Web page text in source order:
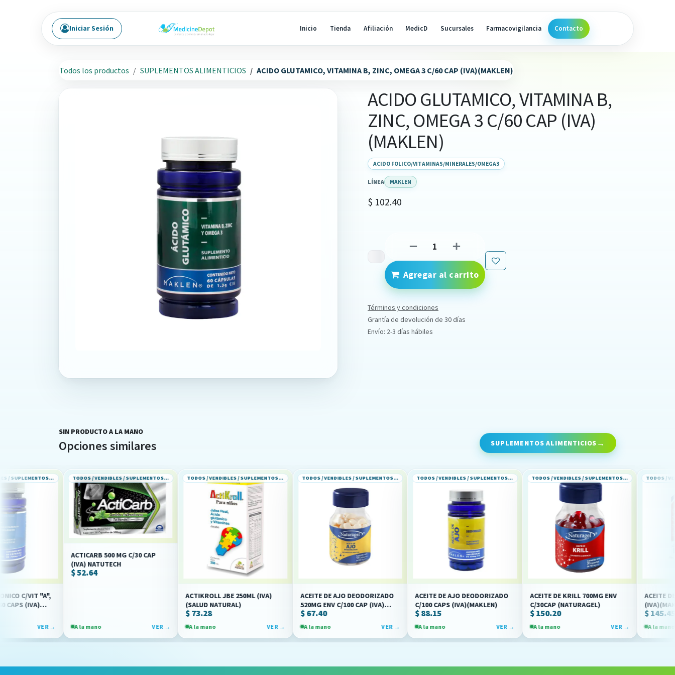
Inicio Tienda Afiliación MedicD Sucursales Farmacovigilancia Contacto
Iniciar Sesión
Todos los productos SUPLEMENTOS ALIMENTICIOS ACIDO GLUTAMICO, VITAMINA B, ZINC, OMEGA 3 C/60 CAP (IVA)(MAKLEN)
ACIDO GLUTAMICO, VITAMINA B,
ZINC, OMEGA 3 C/60 CAP (IVA)
(MAKLEN)
ACIDO FOLICO/VITAMINAS/MINERALES/OMEGA3
LÍNEA MAKLEN
$ 102.40
Agregar al carrito
Términos y condiciones
Grantía de devolución de 30 días
Envío: 2-3 días hábiles
SIN PRODUCTO A LA MANO
Opciones similares SUPLEMENTOS ALIMENTICIOS
TODOS / VENDIBLES / SUPLEMENTOS ALIMENTICIOS
"A",
TODOS / VENDIBLES / SUPLEMENTOS ALIMENTICIOS
ACTICARB 500 MG C/30 CAP
(IVA) NATUTECH
A la mano
TODOS / VENDIBLES / SUPLEMENTOS ALIMENTICIOS
ACTIKROLL JBE 250ML (IVA)
(SALUD NATURAL)
A la mano
TODOS / VENDIBLES / SUPLEMENTOS ALIMENTICIOS
ACEITE DE AJO DEODORIZADO
520MG ENV C/100 CAP (IVA)
(NATURAGEL)
A la mano
TODOS / VENDIBLES / SUPLEMENTOS ALIMENTICIOS
ACEITE DE AJO DEODORIZADO
C/100 CAPS (IVA)(MAKLEN)
A la mano
TODOS / VENDIBLES / SUPLEMENTOS ALIMENTICIOS
ACEITE DE KRILL 700MG ENV
C/30CAP (NATURAGEL)
A la mano
ACEITE DE KRILL C/
(IVA)(MAKLEN)
A la mano